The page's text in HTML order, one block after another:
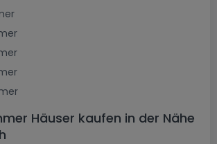
Häuser kaufen in der Nähe